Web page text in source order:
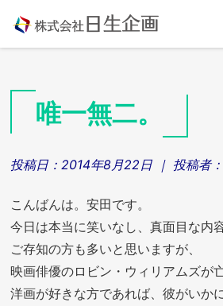
content
唯一無二。
投稿日： 2014年8月22日 ｜ 投稿者：
こんばんは。安田です。
今日は本当に笑いなし、真面目な内
ご存知の方も多いと思いますが、
映画俳優のロビン・ウィリアムズが
洋画が好きな方であれば、彼がいか